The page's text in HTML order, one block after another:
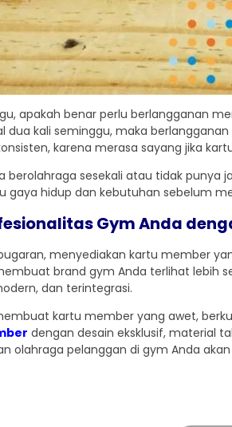
apakah benar perlu berlangganan
dua kali seminggu, maka
karena merasa sayang jika
berolahraga sesekali atau tidak
gaya hidup dan kebutuhan sebelum
Gym Anda
menyediakan kartu member
brand gym Anda terlihat lebih
dan terintegrasi.
kartu member yang awet,
dengan desain eksklusif, material
olahraga pelanggan di gym Anda